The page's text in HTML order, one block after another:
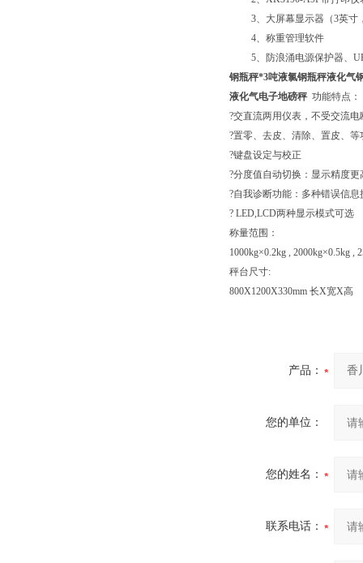
3、大屏幕显示器（3英寸
4、称重管理软件
5、防浪涌电源保护器、
钢瓶秤*3吨液氯钢瓶秤液化气
液化气电子地磅秤 功能特点：
?交直流两用仪表，不受交流电
?置零、去皮、清除、置皮、等
?键盘设定与校正
?分度值自动切换：显示精度更
?自我诊断功能：多种错误信息
? LED,LCD两种显示模式可选
称量范围：
1000kg×0.2kg , 2000kg×0.5kg ,
秤台尺寸:
800X1200X330mm 长X宽X高
产品：
您的单位：
您的姓名：
联系电话：